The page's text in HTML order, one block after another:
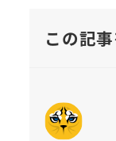
この記